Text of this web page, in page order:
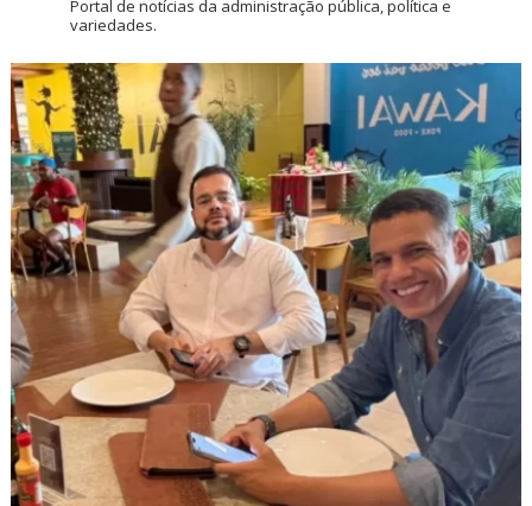
Portal de notícias da administração pública, política e
variedades.